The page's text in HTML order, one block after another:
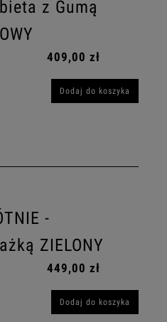
z Gumą
409,00 zł
Dodaj do koszyka
-
ZIELONY
449,00 zł
Dodaj do koszyka